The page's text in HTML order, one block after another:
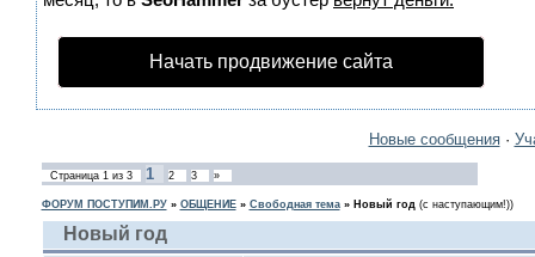
Начать продвижение сайта
Новые сообщения·
Страница 1из 3 1 2 3 »
ФОРУМ ПОСТУПИМ.РУ» ОБЩЕНИЕ» Свободная тема» Новый год (с наступающим!))
Новый год